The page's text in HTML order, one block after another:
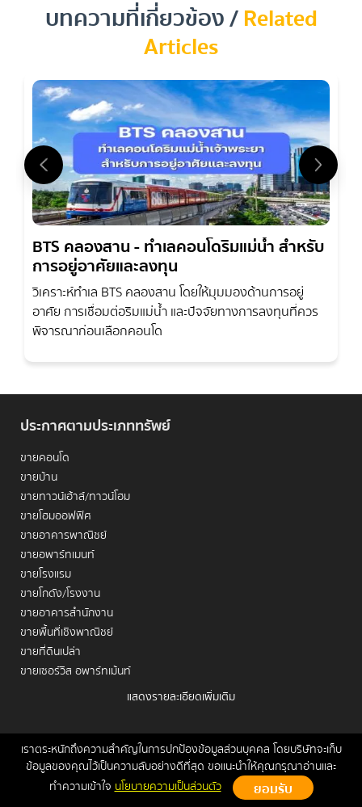
เราตระหนักถึงความสำคัญในการปกป้องข้อมูลส่วนบุคคล โดยบริษัทจะเก็บ
ข้อมูลของคุณไว้เป็นความลับอย่างดีที่สุด ขอแนะนำให้คุณกรุณาอ่านและ
ทำความเข้าใจนโยบายความเป็นส่วนตัว
บทความที่เกี่ยวข้อง /Related
Articles
BTS คลองสาน - ทำเลคอนโดริมแม่น้ำ สำหรับ
การอยู่อาศัยและลงทุน
วิเคราะห์ทำเล BTS คลองสาน โดยให้มุมมองด้านการอยู่
อาศัย การเชื่อมต่อริมแม่น้ำ และปัจจัยทางการลงทุนที่ควร
พิจารณาก่อนเลือกคอนโด
ประกาศตามประเภททรัพย์
ขายคอนโด
ขายบ้าน
ขายทาวน์เฮ้าส์/ทาวน์โฮม
ขายโฮมออฟฟิศ
ขายอาคารพาณิชย์
ขายอพาร์ทเมนท์
ขายโรงแรม
ขายโกดัง/โรงงาน
ขายอาคารสำนักงาน
ขายพื้นที่เชิงพาณิชย์
ขายที่ดินเปล่า
ขายเซอร์วิส อพาร์ทเม้นท์
เช่าบ้าน
เช่าทาวน์เฮ้าส์/ทาวน์โฮม
เช่าโฮมออฟฟิศ
เช่าอาคารพาณิชย์
แสดงรายละเอียดเพิ่มเติม
หน้าหลัก ขาย เช่า ฝากขาย/เช่า ข่าวสาร ติดต่อเรา
Site
Map
Copyrights © 2026, Connex Property